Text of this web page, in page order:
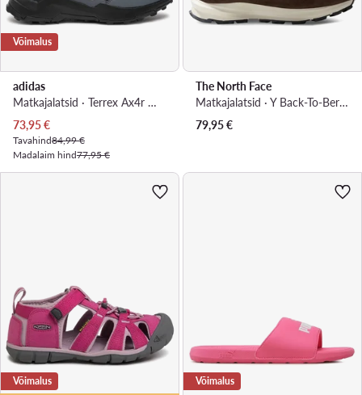
Võimalus
adidas
Matkajalatsid · Terrex Ax4r Mid Rain.Rdy IF6517 · Must
Praegune hind
73,95€
Tavahind84,99 €
Madalaim hind77,95 €
The North Face
Matkajalatsid · Y Back-To-Berkeley Iv Hiker NF0A7W5ZOHU1 · Pruun
79,95€
Võimalus Võimalus